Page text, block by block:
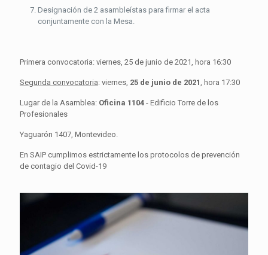
Designación de 2 asambleístas para firmar el acta
conjuntamente con la Mesa.
Primera convocatoria: viernes, 25 de junio de 2021, hora 16:30
Segunda convocatoria: viernes, 25 de junio de 2021, hora 17:30
Lugar de la Asamblea: Oficina 1104 - Edificio Torre de los
Profesionales
Yaguarón 1407, Montevideo.
En SAIP cumplimos estrictamente los protocolos de prevención
de contagio del Covid-19